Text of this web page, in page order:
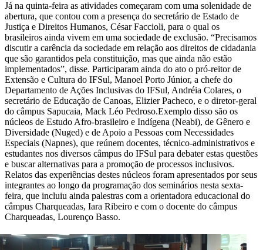
Já na quinta-feira as atividades começaram com uma solenidade de
abertura, que contou com a presença do secretário de Estado de
Justiça e Direitos Humanos, César Faccioli, para o qual os
brasileiros ainda vivem em uma sociedade de exclusão. “Precisamos
discutir a carência da sociedade em relação aos direitos de cidadania
que são garantidos pela constituição, mas que ainda não estão
implementados”, disse. Participaram ainda do ato o pró-reitor de
Extensão e Cultura do IFSul, Manoel Porto Júnior, a chefe do
Departamento de Ações Inclusivas do IFSul, Andréia Colares, o
secretário de Educação de Canoas, Elizier Pacheco, e o diretor-geral
do câmpus Sapucaia, Mack Léo Pedroso.Exemplo disso são os
núcleos de Estudo Afro-brasileiro e Indígena (Neabi), de Gênero e
Diversidade (Nuged) e de Apoio a Pessoas com Necessidades
Especiais (Napnes), que reúnem docentes, técnico-administrativos e
estudantes nos diversos câmpus do IFSul para debater estas questões
e buscar alternativas para a promoção de processos inclusivos.
Relatos das experiências destes núcleos foram apresentados por seus
integrantes ao longo da programação dos seminários nesta sexta-
feira, que incluiu ainda palestras com a orientadora educacional do
câmpus Charqueadas, Iara Ribeiro e com o docente do câmpus
Charqueadas, Lourenço Basso.